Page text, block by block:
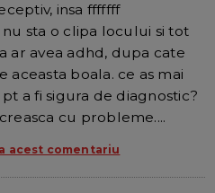
insa fffffff
nu sta o clipa locului si tot
ar avea adhd, dupa cate
aceasta boala. ce as mai
a fi sigura de diagnostic?
cu probleme....
acest comentariu